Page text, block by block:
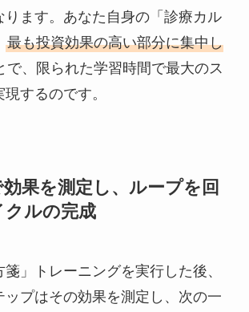
ります。あなた自身の「診療カル
最も投資効果の高い部分に集中し
で、限られた学習時間で最大のス
するのです。
効果を測定し、ループを回
クルの完成
」トレーニングを実行した後、
ップはその効果を測定し、次の一